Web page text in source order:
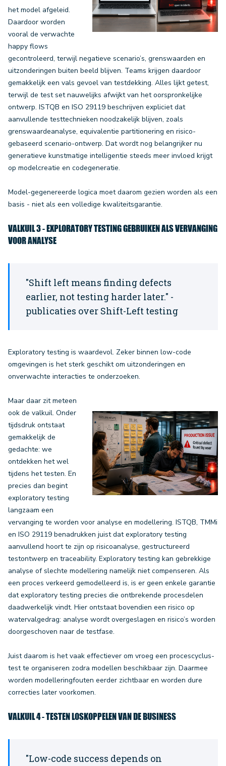
het model afgeleid.
Daardoor worden
vooral de verwachte
happy flows
gecontroleerd, terwijl negatieve scenario’s, grenswaarden en
uitzonderingen buiten beeld blijven. Teams krijgen daardoor
gemakkelijk een vals gevoel van testdekking. Alles lijkt getest,
terwijl de test set nauwelijks afwijkt van het oorspronkelijke
ontwerp. ISTQB en ISO 29119 beschrijven expliciet dat
aanvullende testtechnieken noodzakelijk blijven, zoals
grenswaardeanalyse, equivalentie partitionering en risico-
gebaseerd scenario-ontwerp. Dat wordt nog belangrijker nu
generatieve kunstmatige intelligentie steeds meer invloed krijgt
op modelcreatie en codegeneratie.
Model-gegenereerde logica moet daarom gezien worden als een
basis - niet als een volledige kwaliteitsgarantie.
VALKUIL 3 - EXPLORATORY TESTING GEBRUIKEN ALS VERVANGING
VOOR ANALYSE
"Shift left means finding defects
earlier, not testing harder later." -
publicaties over Shift-Left testing
Exploratory testing is waardevol. Zeker binnen low-code
omgevingen is het sterk geschikt om uitzonderingen en
onverwachte interacties te onderzoeken.
Maar daar zit meteen
ook de valkuil. Onder
tijdsdruk ontstaat
gemakkelijk de
gedachte: we
ontdekken het wel
tijdens het testen. En
precies dan begint
exploratory testing
langzaam een
vervanging te worden voor analyse en modellering. ISTQB, TMMi
en ISO 29119 benadrukken juist dat exploratory testing
aanvullend hoort te zijn op risicoanalyse, gestructureerd
testontwerp en traceability. Exploratory testing kan gebrekkige
analyse of slechte modellering namelijk niet compenseren. Als
een proces verkeerd gemodelleerd is, is er geen enkele garantie
dat exploratory testing precies die ontbrekende procesdelen
daadwerkelijk vindt. Hier ontstaat bovendien een risico op
watervalgedrag: analyse wordt overgeslagen en risico’s worden
doorgeschoven naar de testfase.
Juist daarom is het vaak effectiever om vroeg een procescyclus-
test te organiseren zodra modellen beschikbaar zijn. Daarmee
worden modelleringfouten eerder zichtbaar en worden dure
correcties later voorkomen.
VALKUIL 4 - TESTEN LOSKOPPELEN VAN DE BUSINESS
"Low-code success depends on